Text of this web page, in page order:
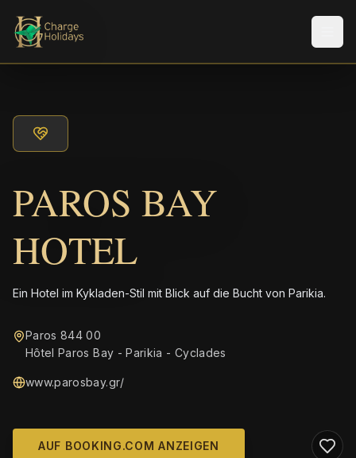
PAROS BAY
HOTEL
Ein Hotel im Kykladen-Stil mit Blick auf die Bucht von Parikia.
Paros 844 00
Hôtel Paros Bay - Parikia - Cyclades
www.parosbay.gr/
AUF BOOKING.COM ANZEIGEN